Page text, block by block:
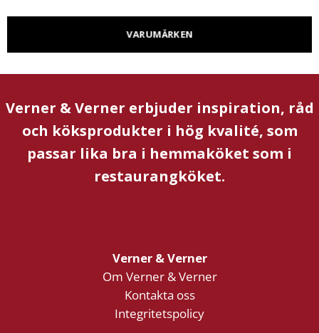
VARUMÄRKEN
Verner & Verner erbjuder inspiration, råd
och köksprodukter i hög kvalité, som
passar lika bra i hemmaköket som i
restaurangköket.
Verner & Verner
Om Verner & Verner
Kontakta oss
Integritetspolicy